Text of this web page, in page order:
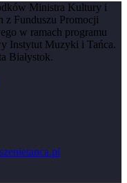
Ministra Kultury i
z Funduszu Promocji
w ramach programu
Instytut Muzyki i Tańca.
Białystok.